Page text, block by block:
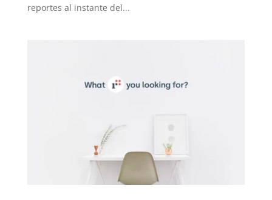
reportes al instante del...